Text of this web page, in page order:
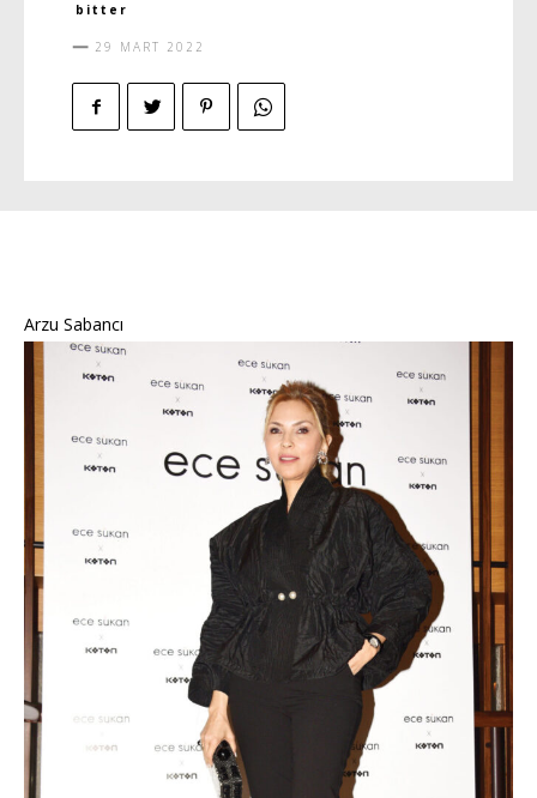
bitter
29 MART 2022
Arzu Sabancı